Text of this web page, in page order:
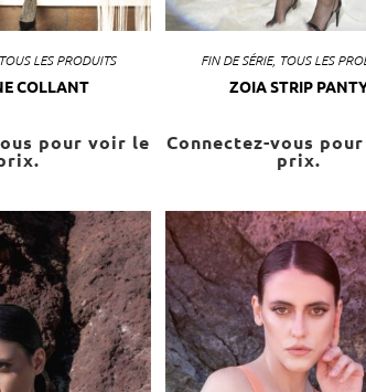
TOUS LES PRODUITS
COLLANT
pour voir le
FIN DE SÉRIE, TOUS LES
ZOIA STRIP
Connectez-vous
prix.